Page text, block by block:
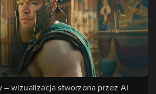
– wizualizacja stworzona przez AI